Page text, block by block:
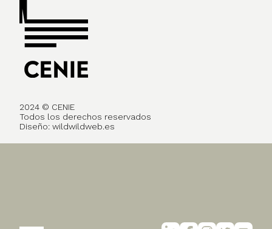
2024 © CENIE
Todos los derechos reservados
Diseño: wildwildweb.es